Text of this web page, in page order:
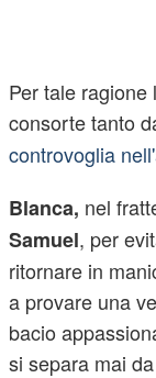
Per tale
consorte tanto
controvoglia
Blanca, nel
Samuel, per
ritornare in
a provare una
bacio
si separa mai